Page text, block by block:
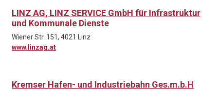
LINZ AG, LINZ SERVICE GmbH für Infrastruktur
und Kommunale Dienste
Wiener Str. 151, 4021 Linz
www.linzag.at
Kremser Hafen- und Industriebahn Ges.m.b.H